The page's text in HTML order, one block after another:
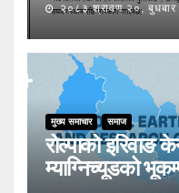
२०८३ श्रावण २०,
मुख्य समाचार समाज
रोल्पाको इरिवाङ
म्याग्निच्यूडको